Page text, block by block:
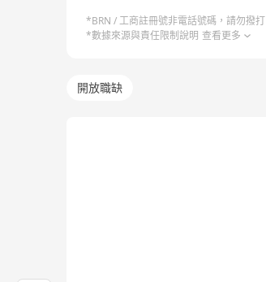
*BRN / 工商註冊號非電話號碼，請勿撥打
*數據來源與責任限制說明 查看更多
開放職缺